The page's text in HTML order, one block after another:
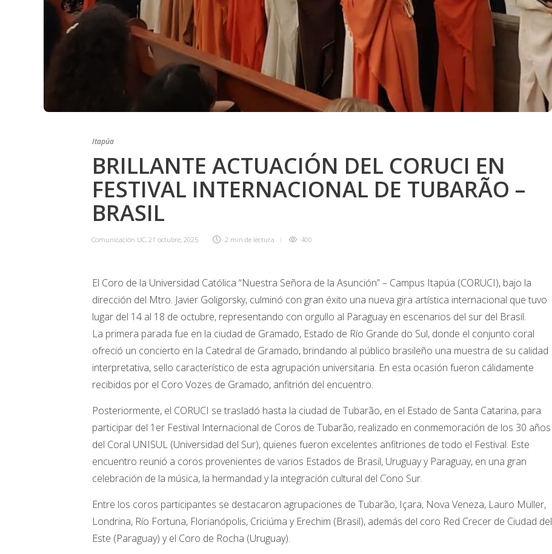
Itapúa
BRILLANTE ACTUACIÓN DEL CORUCI EN
FESTIVAL INTERNACIONAL DE TUBARÃO –
BRASIL
Comunicación UC, 21 octubre, 2025 2 min de lectura 400
El Coro de la Universidad Católica “Nuestra Señora de la Asunción” – Campus Itapúa (CORUCI), bajo la
dirección del Mtro. Javier Goligorsky, culminó con gran éxito una nueva gira artística internacional que tuvo
lugar del 14 al 18 de octubre, representando con orgullo al Paraguay en escenarios del sur del Brasil.
La primera parada fue en la ciudad de Gramado, Estado de Río Grande do Sul, donde el conjunto coral
ofreció un concierto en la Catedral de Gramado, brindando al público brasileño una muestra de su calidad
interpretativa, sello característico de esta agrupación universitaria. En esta ocasión fueron cálidamente
recibidos por el Coro Vozes de Gramado, anfitrión del encuentro.
Posteriormente, el CORUCI se trasladó hasta la ciudad de Tubarão, en el Estado de Santa Catarina, para
participar del 1er Festival Internacional de Coros de Tubarão, realizado en conmemoración de los 30 años
del Coral UNISUL (Universidad del Sur), quienes fueron excelentes anfitriones de todo el Festival. Este
encuentro reunió a coros provenientes de varios Estados de Brasil, Uruguay y Paraguay, en una gran
celebración de la música, la hermandad y la integración cultural del Cono Sur.
Entre los coros participantes se destacaron agrupaciones de Tubarão, Içara, Nova Veneza, Lauro Müller,
Londrina, Río Fortuna, Florianópolis, Criciúma y Erechim (Brasil), además del coro Red Crecer de Ciudad del
Este (Paraguay) y el Coro de Rocha (Uruguay).